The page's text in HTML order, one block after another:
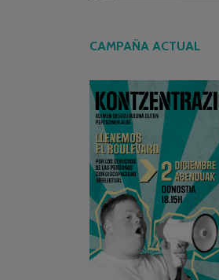
CAMPAÑA ACTUAL